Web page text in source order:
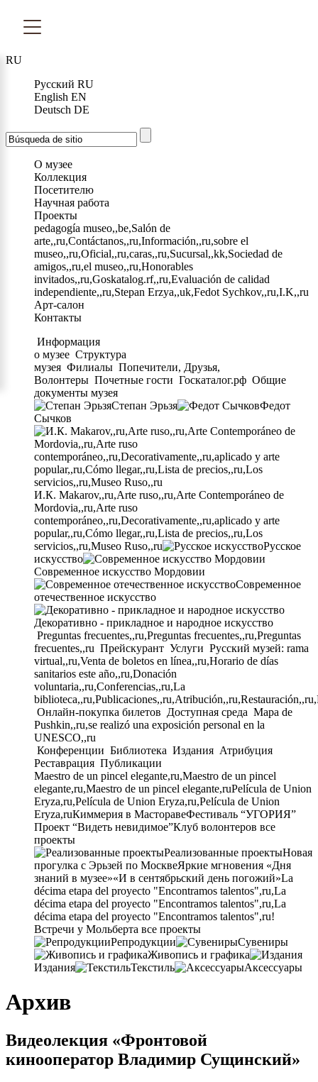
RU
Русский RU
English EN
Deutsch DE
О музее
Коллекция
Посетителю
Научная работа
Проекты
pedagogía museo,,be,Salón de
arte,,ru,Contáctanos,,ru,Información,,ru,sobre el
museo,,ru,Oficial,,ru,caras,,ru,Sucursal,,kk,Sociedad de
amigos,,ru,el museo,,ru,Honorables
invitados,,ru,Goskatalog.rf,,ru,Evaluación de calidad
independiente,,ru,Stepan Erzya,,uk,Fedot Sychkov,,ru,I.K,,ru
Арт-салон
Контакты
Информация
о музее Структура
музея Филиалы Попечители, Друзья,
Волонтеры Почетные гости Госкаталог.рф Общие
документы музея
Степан Эрьзя
Федот
Сычков
И.К. Makarov,,ru,Arte ruso,,ru,Arte Contemporáneo de
Mordovia,,ru,Arte ruso
contemporáneo,,ru,Decorativamente,,ru,aplicado y arte
popular,,ru,Cómo llegar,,ru,Lista de precios,,ru,Los
servicios,,ru,Museo Ruso,,ru
Русское
искусство
Современное искусство Мордовии
Современное
отечественное искусство
Декоративно - прикладное и народное искусство
Preguntas frecuentes,,ru,Preguntas frecuentes,,ru,Preguntas
frecuentes,,ru Прейскурант Услуги Русский музей: rama
virtual,,ru,Venta de boletos en línea,,ru,Horario de días
sanitarios este año,,ru,Donación
voluntaria,,ru,Conferencias,,ru,La
Онлайн-покупка билетов Доступная среда Mapa de
Pushkin,,ru,se realizó una exposición personal en la
UNESCO,,ru
Конференции Библиотека Издания Атрибуция
Реставрация Публикации
Maestro de un pincel elegante,ru,Maestro de un pincel
elegante,ru,Maestro de un pincel elegante,ruPelícula de Union
Eryza,ru,Película de Union Eryza,ru,Película de Union
Eryza,ruКиммерия в МасторавеФестиваль “УГОРИЯ”
Проект “Видеть невидимое”Клуб волонтеров все
проекты
Реализованные проектыНовая
прогулка с Эрьзей по МосквеЯркие мгновения «Дня
знаний в музее»«И в сентябрьский день погожий»La
décima etapa del proyecto "Encontramos talentos",ru,La
décima etapa del proyecto "Encontramos talentos",ru,La
décima etapa del proyecto "Encontramos talentos",ru!
Встречи у Мольберта все проекты
Репродукции
Сувениры
Живопись и графика
Издания
Текстиль Аксессуары
Архив
Видеолекция «Фронтовой
кинооператор Владимир Сущинский»